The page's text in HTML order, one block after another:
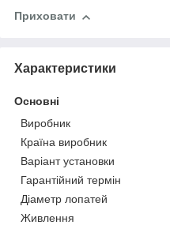
Приховати
Характеристики
Основні
Виробник
Країна виробник
Варіант установки
Гарантійний термін
Діаметр лопатей
Живлення